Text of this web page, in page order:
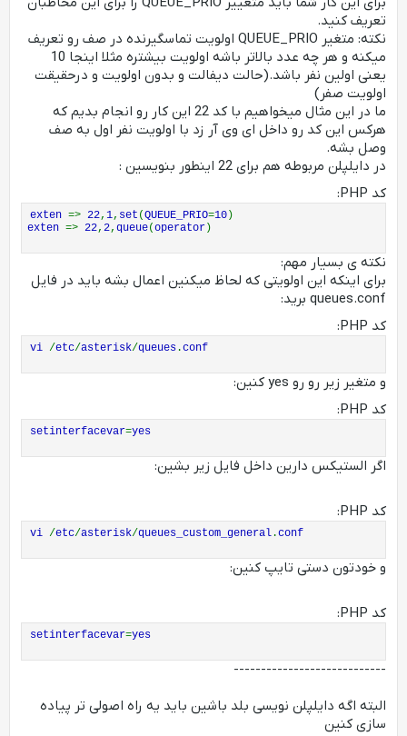
تعریف کنید.
نکته: متغیر QUEUE_PRIO اولویت تماسگیرنده در صف رو تعریف
میکنه و هر چه عدد بالاتر باشه اولویت بیشتره مثلا اینجا 10
یعنی اولین نفر باشد.(حالت دیفالت و بدون اولویت و درحقیقت
اولویت صفر)
ما در این مثال میخواهیم با کد 22 این کار رو انجام بدیم که
هرکس این کد رو داخل ای وی آر زد با اولویت نفر اول به صف
وصل بشه.
در دایلپلن مربوطه هم برای 22 اینطور بنویسین :
کد PHP:
exten => 22, 1, set (QUEUE_PRIO=10 )
exten => 22, 2, queue(operator )
نکته ی بسیار مهم:
برای اینکه این اولویتی که لحاظ میکنین اعمال بشه باید در فایل
queues.conf برید:
کد PHP:
vi /etc/asterisk/queues .conf
و متغیر زیر رو رو yes کنین:
کد PHP:
setinterfacevar=yes
اگر الستیکس دارین داخل فایل زیر بشین:
کد PHP:
vi /etc/asterisk/queues_custom_general .conf
و خودتون دستی تایپ کنین:
کد PHP:
setinterfacevar=yes
----------------------------
البته اگه دایلپلن نویسی بلد باشین باید یه راه اصولی تر پیاده
سازی کنین